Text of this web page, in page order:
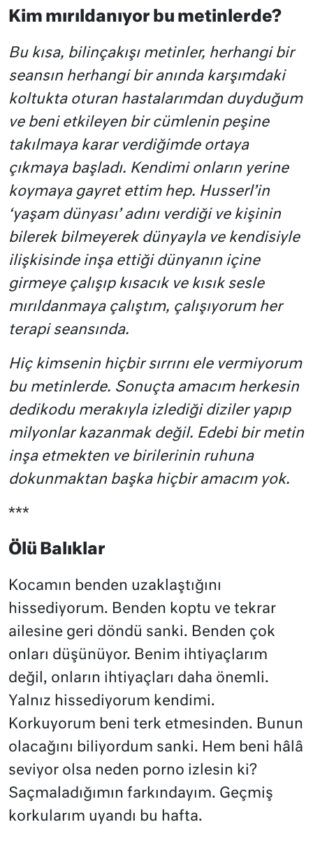
Kim mırıldanıyor bu metinlerde?
Bu kısa, bilinçakışı metinler, herhangi bir
seansın herhangi bir anında karşımdaki
koltukta oturan hastalarımdan duyduğum
ve beni etkileyen bir cümlenin peşine
takılmaya karar verdiğimde ortaya
çıkmaya başladı. Kendimi onların yerine
koymaya gayret ettim hep. Husserl’in
‘yaşam dünyası’ adını verdiği ve kişinin
bilerek bilmeyerek dünyayla ve kendisiyle
ilişkisinde inşa ettiği dünyanın içine
girmeye çalışıp kısacık ve kısık sesle
mırıldanmaya çalıştım, çalışıyorum her
terapi seansında.
Hiç kimsenin hiçbir sırrını ele vermiyorum
bu metinlerde. Sonuçta amacım herkesin
dedikodu merakıyla izlediği diziler yapıp
milyonlar kazanmak değil. Edebi bir metin
inşa etmekten ve birilerinin ruhuna
dokunmaktan başka hiçbir amacım yok.
***
Ölü Balıklar
Kocamın benden uzaklaştığını
hissediyorum. Benden koptu ve tekrar
ailesine geri döndü sanki. Benden çok
onları düşünüyor. Benim ihtiyaçlarım
değil, onların ihtiyaçları daha önemli.
Yalnız hissediyorum kendimi.
Korkuyorum beni terk etmesinden. Bunun
olacağını biliyordum sanki. Hem beni hâlâ
seviyor olsa neden porno izlesin ki?
Saçmaladığımın farkındayım. Geçmiş
korkularım uyandı bu hafta.